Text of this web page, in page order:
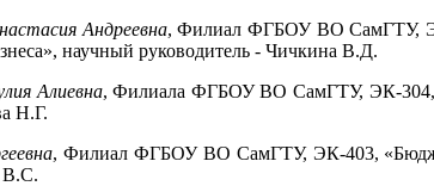
Андреевна, Филиал ФГБОУ ВО СамГТУ, ЭК-
научный руководитель - Чичкина В.Д.
Алиевна, Филиала ФГБОУ ВО СамГТУ, ЭК-304,
Н.Г.
, Филиал ФГБОУ ВО СамГТУ, ЭК-403,
В.С.